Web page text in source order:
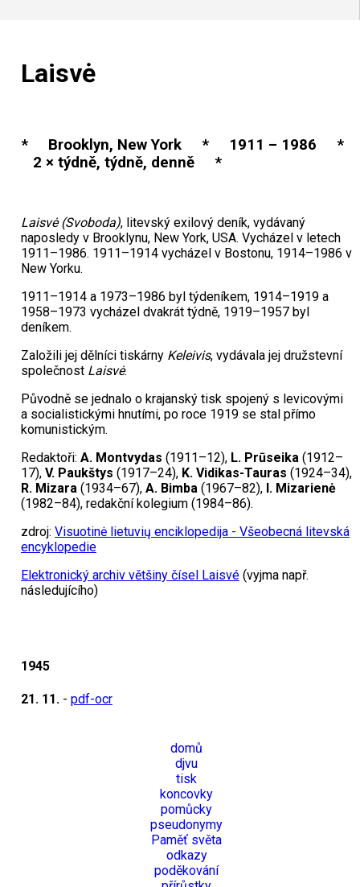
Laisvė
* Brooklyn, New York * 1911 – 1986 *
2 × týdně, týdně, denně *
Laisvė (Svoboda), litevský exilový deník, vydávaný
naposledy v Brooklynu, New York, USA. Vycházel v letech
1911–1986. 1911–1914 vycházel v Bostonu, 1914–1986 v
New Yorku.
1911–1914 a 1973–1986 byl týdeníkem, 1914–1919 a
1958–1973 vycházel dvakrát týdně, 1919–1957 byl
deníkem.
Založili jej dělníci tiskárny Keleivis, vydávala jej družstevní
společnost Laisvė.
Původně se jednalo o krajanský tisk spojený s levicovými
a socialistickými hnutími, po roce 1919 se stal přímo
komunistickým.
Redaktoři: A. Montvydas (1911–12), L. Prūseika (1912–
17), V. Paukštys (1917–24), K. Vidikas-Tauras (1924–34),
R. Mizara (1934–67), A. Bimba (1967–82), I. Mizarienė
(1982–84), redakční kolegium (1984–86).
zdroj: Visuotinė lietuvių enciklopedija - Všeobecná litevská
encyklopedie
Elektronický archiv většiny čísel Laisvé (vyjma např.
následujícího)
1945
21. 11. - pdf-ocr
domů
djvu
tisk
koncovky
pomůcky
pseudonymy
Paměť světa
odkazy
poděkování